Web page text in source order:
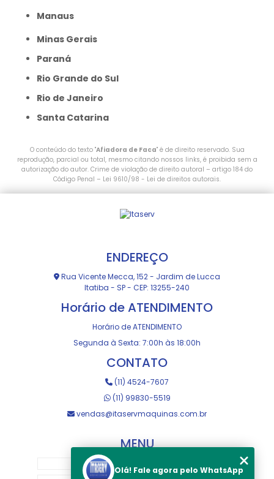
Manaus
Minas Gerais
Paraná
Rio Grande do Sul
Rio de Janeiro
Santa Catarina
O conteúdo do texto "Afiadora de Faca" é de direito reservado. Sua
reprodução, parcial ou total, mesmo citando nossos links, é proibida sem a
autorização do autor. Crime de violação de direito autoral – artigo 184 do
Código Penal – Lei 9610/98 - Lei de direitos autorais.
ENDEREÇO
Rua Vicente Mecca, 152 - Jardim de Lucca
Itatiba - SP - CEP: 13255-240
Horário de ATENDIMENTO
Horário de ATENDIMENTO
Segunda à Sexta: 7:00h às 18:00h
CONTATO
(11) 4524-7607
(11) 99830-5519
vendas@itaservmaquinas.com.br
MENU
Olá! Fale agora pelo WhatsApp